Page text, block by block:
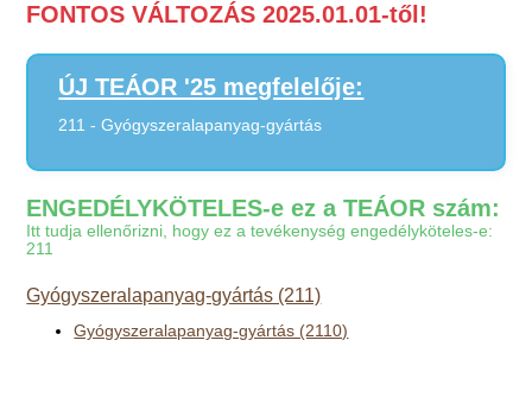
FONTOS VÁLTOZÁS 2025.01.01-től!
ÚJ TEÁOR '25 megfelelője:
211 - Gyógyszeralapanyag-gyártás
ENGEDÉLYKÖTELES-e ez a TEÁOR szám:
Itt tudja ellenőrizni, hogy ez a tevékenység engedélyköteles-e:
211
Gyógyszeralapanyag-gyártás (211)
Gyógyszeralapanyag-gyártás (2110)